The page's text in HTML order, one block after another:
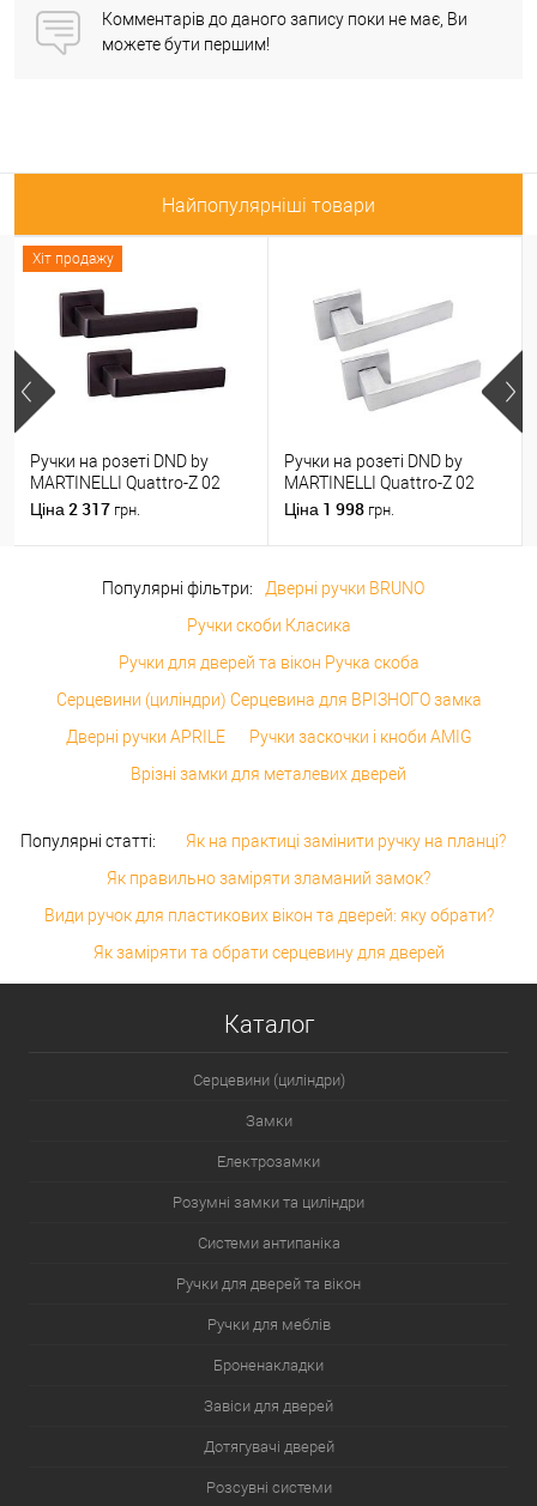
Комментарів до даного запису поки не має, Ви
можете бути першим!
Найпопулярніші товари
Хіт продажу
Ручки на розеті DND by
MARTINELLI Quattro-Z 02
ZNE чорний
Ціна 2 317 грн.
Ручки на розеті DND by
MARTINELLI Quattro-Z 02
ZCS матовий хром
Ціна 1 998 грн.
Популярні фільтри:
Дверні ручки BRUNO
Ручки скоби Класика
Ручки для дверей та вікон Ручка скоба
Серцевини (циліндри) Серцевина для ВРІЗНОГО замка
Дверні ручки APRILE
Ручки заскочки і кноби AMIG
Врізні замки для металевих дверей
Популярні статті:
Як на практиці замінити ручку на планці?
Як правильно заміряти зламаний замок?
Види ручок для пластикових вікон та дверей: яку обрати?
Як заміряти та обрати серцевину для дверей
Каталог
Серцевини (циліндри)
Замки
Електрозамки
Розумні замки та циліндри
Системи антипаніка
Ручки для дверей та вікон
Ручки для меблів
Броненакладки
Завіси для дверей
Дотягувачі дверей
Розсувні системи